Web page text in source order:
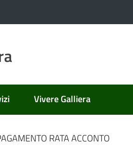
Vivere Galliera
RATA ACCONTO